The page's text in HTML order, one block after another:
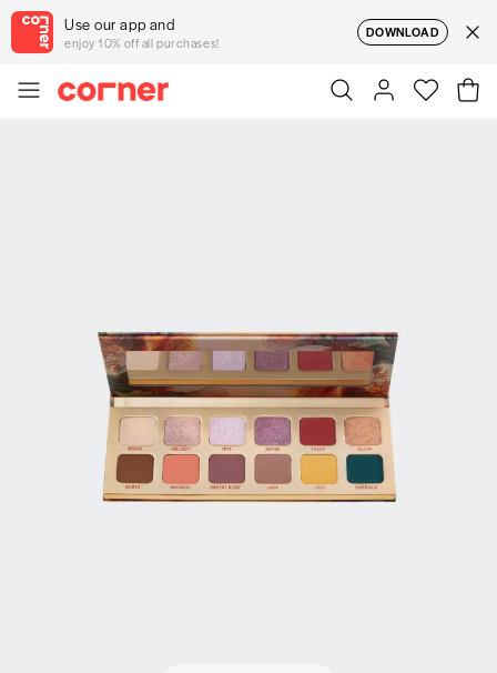
Use our app and
enjoy 10% off all purchases!
DOWNLOAD